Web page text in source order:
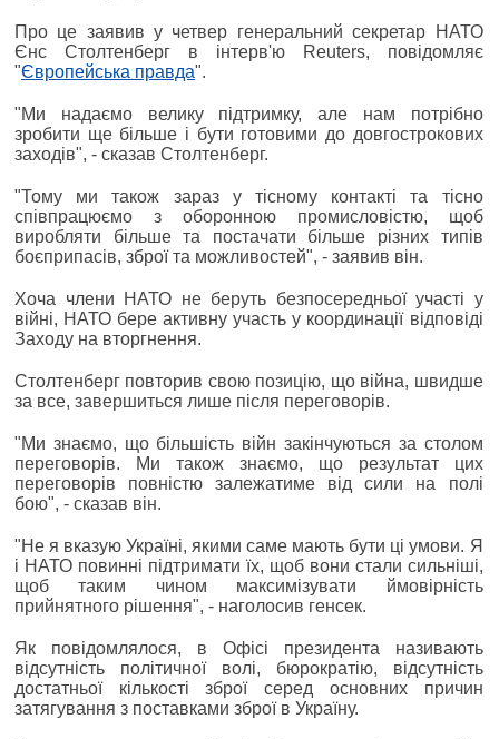
Про це заявив у четвер генеральний секретар НАТО
Єнс Столтенберг в інтерв'ю Reuters, повідомляє
"Європейська правда".
"Ми надаємо велику підтримку, але нам потрібно
зробити ще більше і бути готовими до довгострокових
заходів", - сказав Столтенберг.
"Тому ми також зараз у тісному контакті та тісно
співпрацюємо з оборонною промисловістю, щоб
виробляти більше та постачати більше різних типів
боєприпасів, зброї та можливостей", - заявив він.
Хоча члени НАТО не беруть безпосередньої участі у
війні, НАТО бере активну участь у координації відповіді
Заходу на вторгнення.
Столтенберг повторив свою позицію, що війна, швидше
за все, завершиться лише після переговорів.
"Ми знаємо, що більшість війн закінчуються за столом
переговорів. Ми також знаємо, що результат цих
переговорів повністю залежатиме від сили на полі
бою", - сказав він.
"Не я вказую Україні, якими саме мають бути ці умови. Я
і НАТО повинні підтримати їх, щоб вони стали сильніші,
щоб таким чином максимізувати ймовірність
прийнятного рішення", - наголосив генсек.
Як повідомлялося, в Офісі президента називають
відсутність політичної волі, бюрократію, відсутність
достатньої кількості зброї серед основних причин
затягування з поставками зброї в Україну.